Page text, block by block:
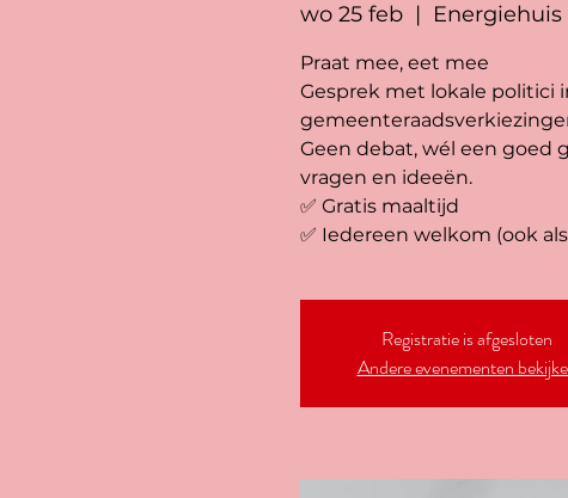
wo 25 feb
  |
Energiehuis
Praat mee, eet mee
Gesprek met lokale politici
Geen debat, wél een goed
vragen en ideeën.
✅ Gratis maaltijd
✅ Iedereen welkom (ook
Registratie is afgesloten
Andere evenementen